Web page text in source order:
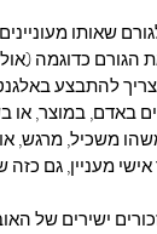
שאותו
הגורם כדוגמה
להתבצע
באדם, במוצר, או
משכיל, מרגש,
אישי מעניין, גם
ישירים של